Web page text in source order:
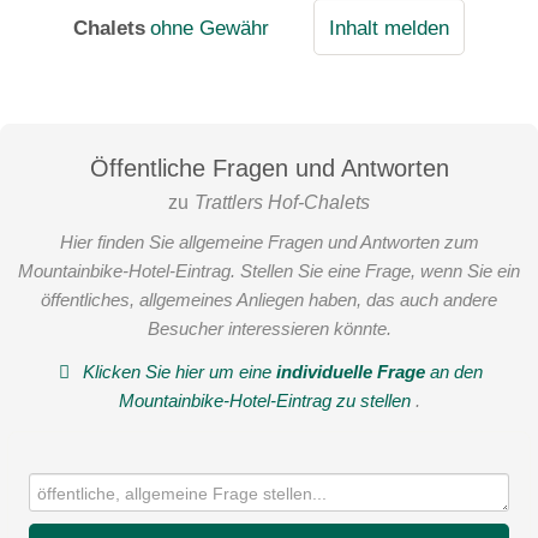
Pizzabackkurs
Chalets ohne Gewähr Inhalt melden
Öffentliche Fragen und Antworten
zu Trattlers Hof-Chalets
Hier finden Sie allgemeine Fragen und Antworten zum
Mountainbike-Hotel-Eintrag. Stellen Sie eine Frage, wenn Sie ein
öffentliches, allgemeines Anliegen haben, das auch andere
Besucher interessieren könnte.
Klicken Sie hier um eineindividuelle Frage an den
Mountainbike-Hotel-Eintrag zu stellen .